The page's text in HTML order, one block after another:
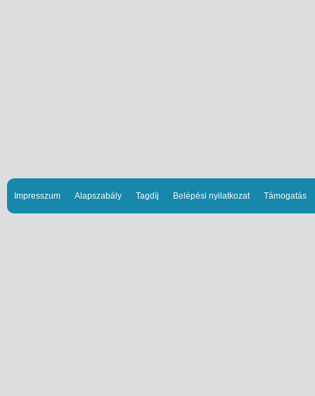
Impresszum Alapszabály Tagdíj Belépési nyilatkozat Támogatás